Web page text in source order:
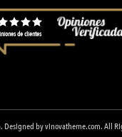
de clientes
. Designed byvinovatheme.com. All